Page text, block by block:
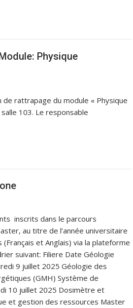
Physique
de rattrapage du module « Physique
103. Le responsable
inscrits dans le parcours
au titre de l’année universitaire
et Anglais) via la plateforme
suivant: Filiere Date Géologie
9 juillet 2025 Géologie des
(GMH) Système de
10 juillet 2025 Dosimètre et
et gestion des ressources Master